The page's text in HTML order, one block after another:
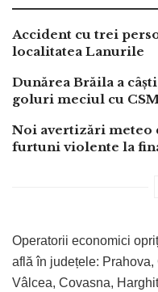
Accident cu trei
localitatea Lanurile
Dunărea Brăila a
goluri meciul cu
Noi avertizări meteo
furtuni violente la
Operatorii economici
află în județele:
Vâlcea, Covasna,